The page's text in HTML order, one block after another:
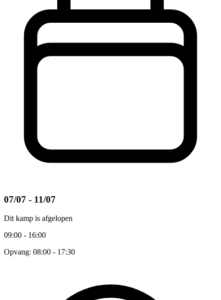
07/07 - 11/07
Dit kamp is afgelopen
09:00 - 16:00
Opvang: 08:00 - 17:30